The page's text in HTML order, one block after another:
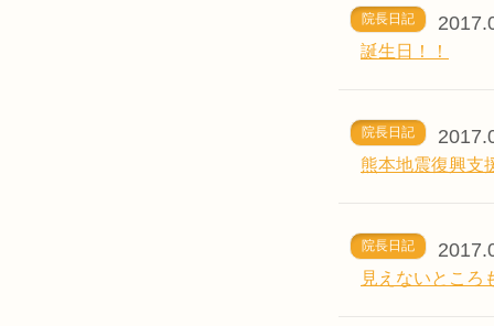
院長日記
誕生日！！
院長日記
熊本地震復興支
院長日記
見えないところ